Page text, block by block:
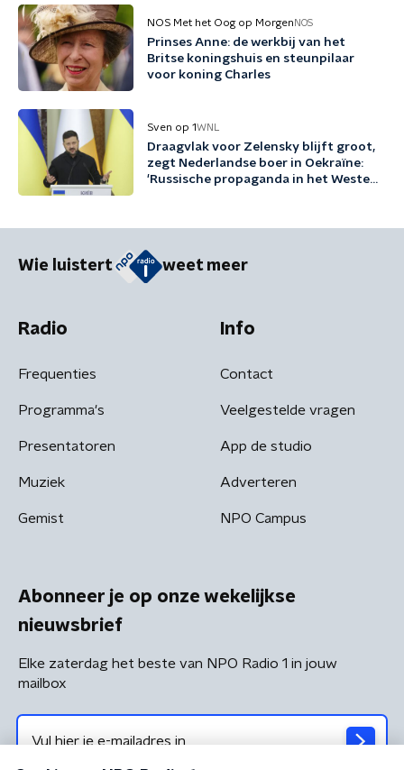
NOS Met het Oog op Morgen NOS
Prinses Anne: de werkbij van het
Britse koningshuis en steunpilaar
voor koning Charles
Sven op 1WNL
Draagvlak voor Zelensky blijft groot,
zegt Nederlandse boer in Oekraïne:
'Russische propaganda in het Westen
Wie luistert weet meer
Radio
Frequenties
Programma's
Presentatoren
Muziek
Gemist
Info
Contact
Veelgestelde vragen
App de studio
Adverteren
NPO Campus
Abonneer je op onze wekelijkse
nieuwsbrief
Elke zaterdag het beste van NPO Radio 1 in jouw
mailbox